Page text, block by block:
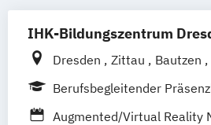
IHK-Bildungszentrum
Dresden Zittau Bautzen
Weißwasser
Hoyerswerda
Berufsbegleitender
Fernlehrgang
Augmented/Virtual Reality